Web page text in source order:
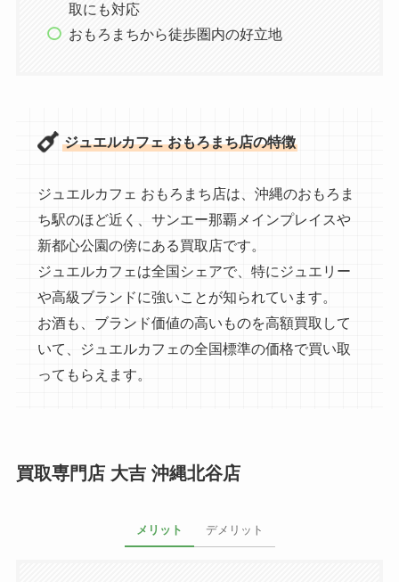
取にも対応
おもろまちから徒歩圏内の好立地
ジュエルカフェ おもろまち店の特徴
ジュエルカフェ おもろまち店は、沖縄のおもろま
ち駅のほど近く、サンエー那覇メインプレイスや
新都心公園の傍にある買取店です。
ジュエルカフェは全国シェアで、特にジュエリー
や高級ブランドに強いことが知られています。
お酒も、ブランド価値の高いものを高額買取して
いて、ジュエルカフェの全国標準の価格で買い取
ってもらえます。
買取専門店 大吉 沖縄北谷店
メリット デメリット